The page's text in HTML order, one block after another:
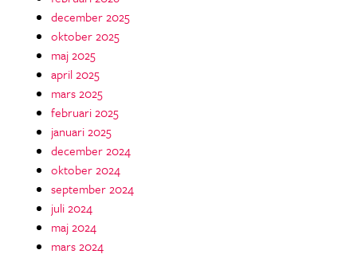
december 2025
oktober 2025
maj 2025
april 2025
mars 2025
februari 2025
januari 2025
december 2024
oktober 2024
september 2024
juli 2024
maj 2024
mars 2024